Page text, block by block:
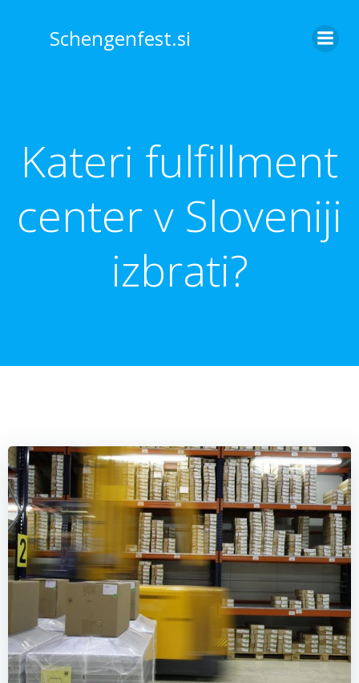
to
content
Schengenfest.si
Kateri fulfillment
center v Sloveniji
izbrati?